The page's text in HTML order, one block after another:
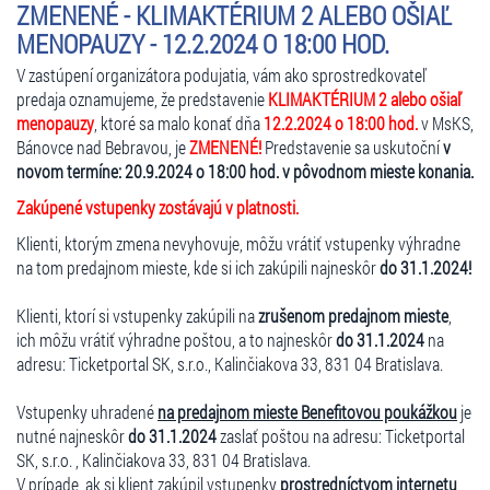
ZMENENÉ - KLIMAKTÉRIUM 2 ALEBO OŠIAĽ
MENOPAUZY - 12.2.2024 O 18:00 HOD.
V zastúpení organizátora podujatia, vám ako sprostredkovateľ
predaja oznamujeme, že predstavenieKLIMAKTÉRIUM 2 alebo ošiaľ
menopauzy , ktoré sa malo konať dňa12.2.2024 o 18:00 hod.v MsKS,
Bánovce nad Bebravou, jeZMENENÉ!Predstavenie sa uskutočnív
novom termíne: 20.9.2024 o 18:00 hod. v pôvodnom mieste konania.
Zakúpené vstupenky zostávajú v platnosti.
Klienti, ktorým zmena nevyhovuje, môžu vrátiť vstupenky výhradne
na tom predajnom mieste, kde si ich zakúpili najneskôrdo 31.1.2024!
Klienti, ktorí si vstupenky zakúpili nazrušenom predajnom mieste,
ich môžu vrátiť výhradne poštou, a to najneskôrdo 31.1.2024na
adresu: Ticketportal SK, s.r.o., Kalinčiakova 33, 831 04 Bratislava.
Vstupenky uhradenéna predajnom mieste Benefitovou poukážkouje
nutné najneskôrdo 31.1.2024zaslať poštou na adresu: Ticketportal
SK, s.r.o. , Kalinčiakova 33, 831 04 Bratislava.
V prípade, ak si klient zakúpil vstupenkyprostredníctvom internetu